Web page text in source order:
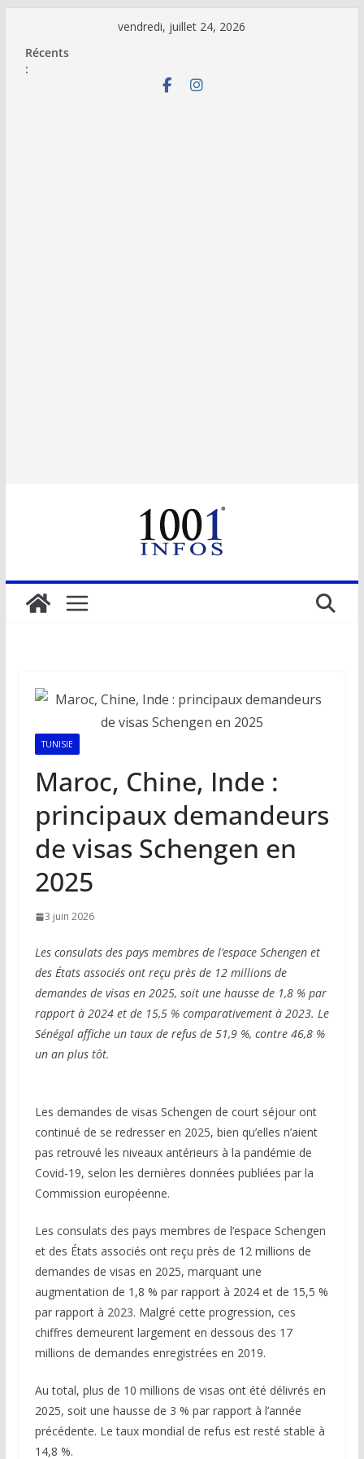
contenu
vendredi, juillet 24, 2026
Récents
:
TUNISIE
Maroc, Chine, Inde :
principaux demandeurs
de visas Schengen en
2025
3 juin 2026
Les consulats des pays membres de l’espace Schengen et
des États associés ont reçu près de 12 millions de
demandes de visas en 2025, soit une hausse de 1,8 % par
rapport à 2024 et de 15,5 % comparativement à 2023. Le
Sénégal affiche un taux de refus de 51,9 %, contre 46,8 %
un an plus tôt.
Les demandes de visas Schengen de court séjour ont
continué de se redresser en 2025, bien qu’elles n’aient
pas retrouvé les niveaux antérieurs à la pandémie de
Covid-19, selon les dernières données publiées par la
Commission européenne.
Les consulats des pays membres de l’espace Schengen
et des États associés ont reçu près de 12 millions de
demandes de visas en 2025, marquant une
augmentation de 1,8 % par rapport à 2024 et de 15,5 %
par rapport à 2023. Malgré cette progression, ces
chiffres demeurent largement en dessous des 17
millions de demandes enregistrées en 2019.
Au total, plus de 10 millions de visas ont été délivrés en
2025, soit une hausse de 3 % par rapport à l’année
précédente. Le taux mondial de refus est resté stable à
14,8 %.